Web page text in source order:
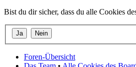
Bist du dir sicher, dass du alle Cookies
Foren-Übersicht